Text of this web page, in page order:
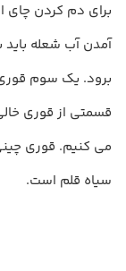
برای دم ‌کردن چای
آمدن آب شعله باید
برود. یک سوم
قسمتی از قوری
می‌ کنیم. قوری
سیاه قلم است.